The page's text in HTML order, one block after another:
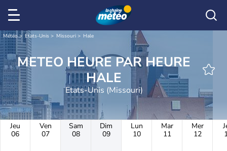
Météo Etats-Unis Missouri Hale
METEO HEURE PAR HEURE
HALE
Etats-Unis (Missouri)
Jeu
06
Ven
07
Sam
08
Dim
09
Lun
10
Mar
11
Mer
12